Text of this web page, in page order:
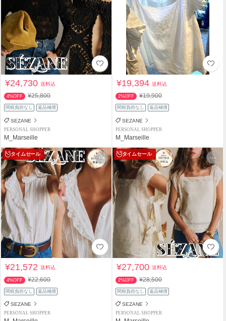
¥24,730送料込
4%OFF ¥25,800
関税負担なし 返品補償
SEZANE
PERSONAL SHOPPER
M_Marseille
¥19,394送料込
2%OFF ¥19,900
関税負担なし 返品補償
SEZANE
PERSONAL SHOPPER
M_Marseille
タイムセール
¥21,572送料込
4%OFF ¥22,600
関税負担なし 返品補償
SEZANE
PERSONAL SHOPPER
タイムセール
¥27,700送料込
2%OFF ¥28,500
関税負担なし 返品補償
SEZANE
PERSONAL SHOPPER